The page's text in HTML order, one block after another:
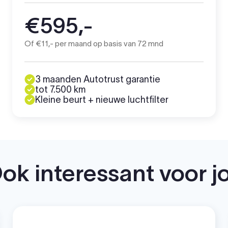
€595,-
Of €11,- per maand op basis van 72 mnd
3 maanden Autotrust garantie
tot 7.500 km
Kleine beurt + nieuwe luchtfilter
interessant voor